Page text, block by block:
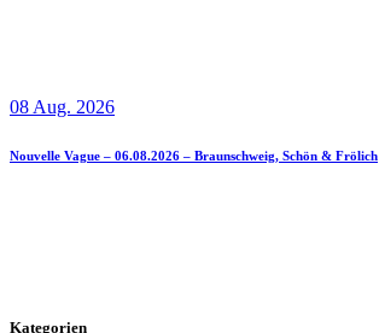
08 Aug. 2026
Nouvelle Vague – 06.08.2026 – Braunschweig, Schön & Frölich
Kategorien